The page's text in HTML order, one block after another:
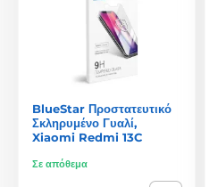
BlueStar Προστατευτικό
Σκληρυμένο Γυαλί,
Xiaomi Redmi 13C
Σε απόθεμα